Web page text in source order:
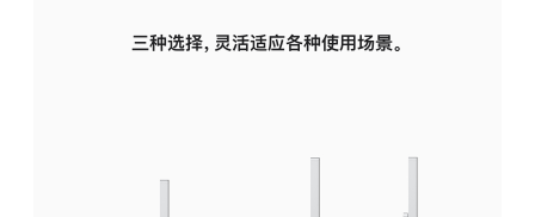
三种选择，灵活适应各种使用场景。